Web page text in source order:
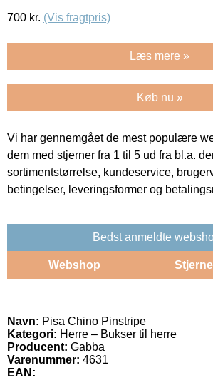
700 kr. (Vis fragtpris)
Læs mere »
Køb nu »
Vi har gennemgået de mest populære
dem med stjerner fra 1 til 5 ud fra bl.a.
sortimentstørrelse, kundeservice,
betingelser, leveringsformer og
Bedst anmeldte
Webshop
Navn: Pisa Chino Pinstripe
Kategori: Herre – Bukser til herre
Producent: Gabba
Varenummer: 4631
EAN: